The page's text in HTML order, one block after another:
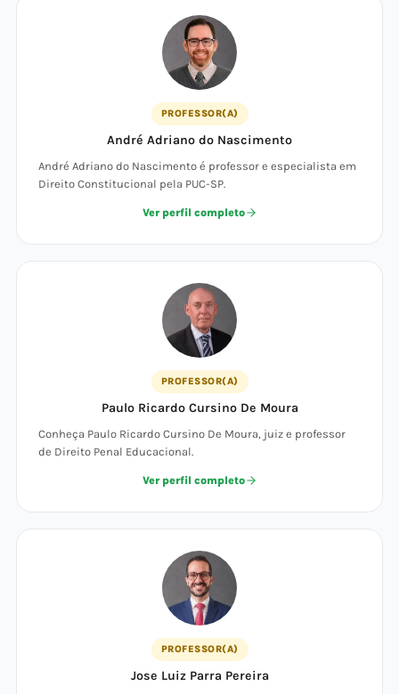
PROFESSOR(A)
André Adriano do Nascimento
André Adriano do Nascimento é professor e especialista em
Direito Constitucional pela PUC-SP.
Ver perfil completo
PROFESSOR(A)
Paulo Ricardo Cursino De Moura
Conheça Paulo Ricardo Cursino De Moura, juiz e professor
de Direito Penal Educacional.
Ver perfil completo
PROFESSOR(A)
Jose Luiz Parra Pereira